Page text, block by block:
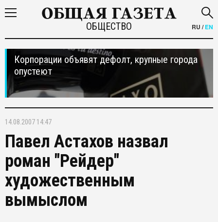
ОБЩЕСТВО RU /EN
Корпорации объявят дефолт, крупные города
опустеют
14.08.2007 14:47
Павел Астахов назвал
роман "Рейдер"
художественным
вымыслом